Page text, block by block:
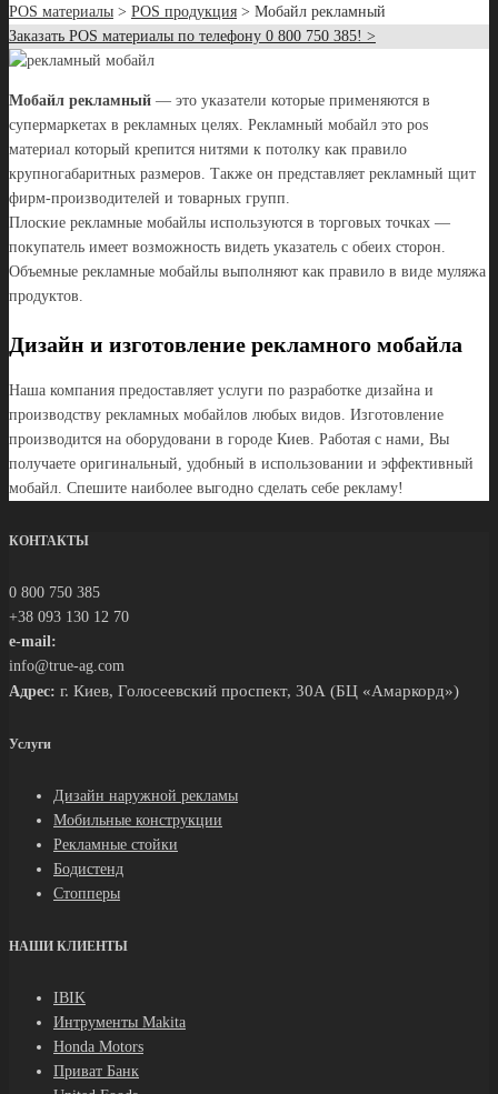
POS материалы > POS продукция > Мобайл рекламный
Заказать POS материалы по телефону 0 800 750 385! >
Мобайл рекламный — это указатели которые применяются в
супермаркетах в рекламных целях. Рекламный мобайл это pos
материал который крепится нитями к потолку как правило
крупногабаритных размеров. Также он представляет рекламный щит
фирм-производителей и товарных групп.
Плоские рекламные мобайлы используются в торговых точках —
покупатель имеет возможность видеть указатель с обеих сторон.
Объемные рекламные мобайлы выполняют как правило в виде муляжа
продуктов.
Дизайн и изготовление рекламного мобайла
Наша компания предоставляет услуги по разработке дизайна и
производству рекламных мобайлов любых видов. Изготовление
производится на оборудовани в городе Киев. Работая с нами, Вы
получаете оригинальный, удобный в использовании и эффективный
мобайл. Спешите наиболее выгодно сделать себе рекламу!
КОНТАКТЫ
0 800 750 385
+38 093 130 12 70
e-mail:
info@true-ag.com
Адрес: г. Киев, Голосеевский проспект, 30А (БЦ «Амаркорд»)
Услуги
Дизайн наружной рекламы
Мобильные конструкции
Рекламные стойки
Бодистенд
Стопперы
НАШИ КЛИЕНТЫ
IBIK
Интрументы Makita
Honda Motors
Приват Банк